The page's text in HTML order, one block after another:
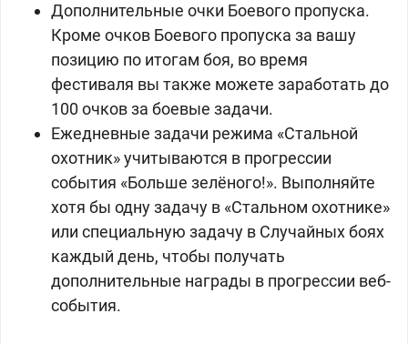
Дополнительные очки Боевого пропуска.
Кроме очков Боевого пропуска за вашу
позицию по итогам боя, во время
фестиваля вы также можете заработать до
100 очков за боевые задачи.
Ежедневные задачи режима «Стальной
охотник» учитываются в прогрессии
события «Больше зелёного!». Выполняйте
хотя бы одну задачу в «Стальном охотнике»
или специальную задачу в Случайных боях
каждый день, чтобы получать
дополнительные награды в прогрессии веб-
события.